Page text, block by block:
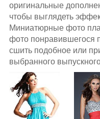
оригинальные
чтобы выглядеть
Миниатюрные фото
фото понравившегося
сшить подобное или
выбранного